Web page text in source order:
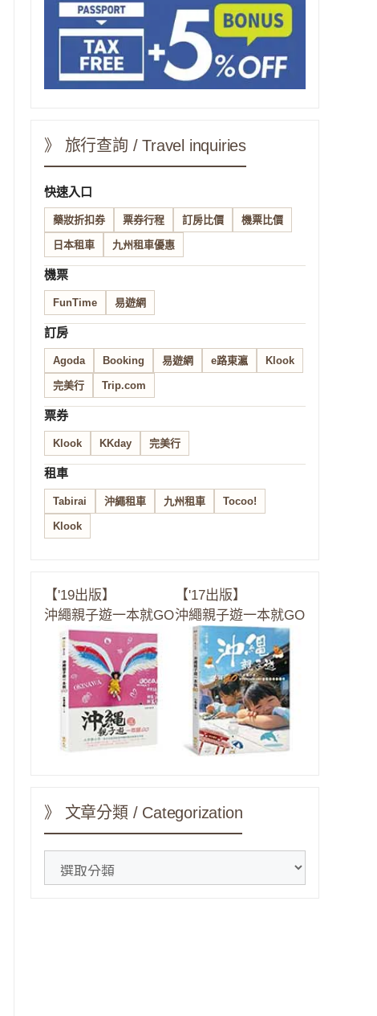
》 旅行查詢 / Travel inquiries
快速入口
藥妝折扣券 票券行程 訂房比價 機票比價
日本租車 九州租車優惠
機票
FunTime 易遊網
訂房
Agoda Booking 易遊網 e路東瀛 Klook
完美行 Trip.com
票券
Klook KKday 完美行
租車
Tabirai 沖繩租車 九州租車 Tocoo!
Klook
【'19出版】
沖繩親子遊一本就GO
【'17出版】
沖繩親子遊一本就GO
》 文章分類 / Categorization